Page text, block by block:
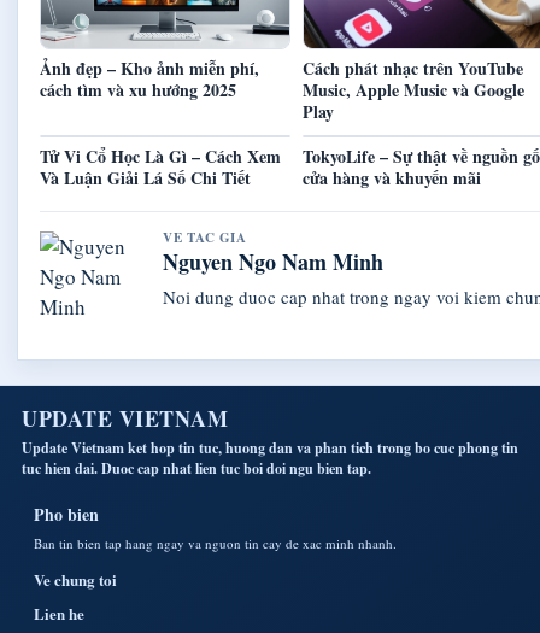
Ảnh đẹp – Kho ảnh miễn phí,
cách tìm và xu hướng 2025
Cách phát nhạc trên YouTube
Music, Apple Music và Google
Play
Tử Vi Cổ Học Là Gì – Cách Xem
Và Luận Giải Lá Số Chi Tiết
TokyoLife – Sự thật về nguồn
cửa hàng và khuyến mãi
VE TAC GIA
Nguyen Ngo Nam Minh
Noi dung duoc cap nhat trong ngay voi kiem
UPDATE VIETNAM
Update Vietnam ket hop tin tuc, huong dan va phan tich trong bo cuc phong tin
tuc hien dai. Duoc cap nhat lien tuc boi doi ngu bien tap.
Pho bien
Ban tin bien tap hang ngay va nguon tin cay de xac minh nhanh.
Ve chung toi
Lien he